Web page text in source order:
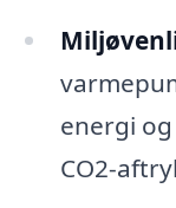
energi
CO2-